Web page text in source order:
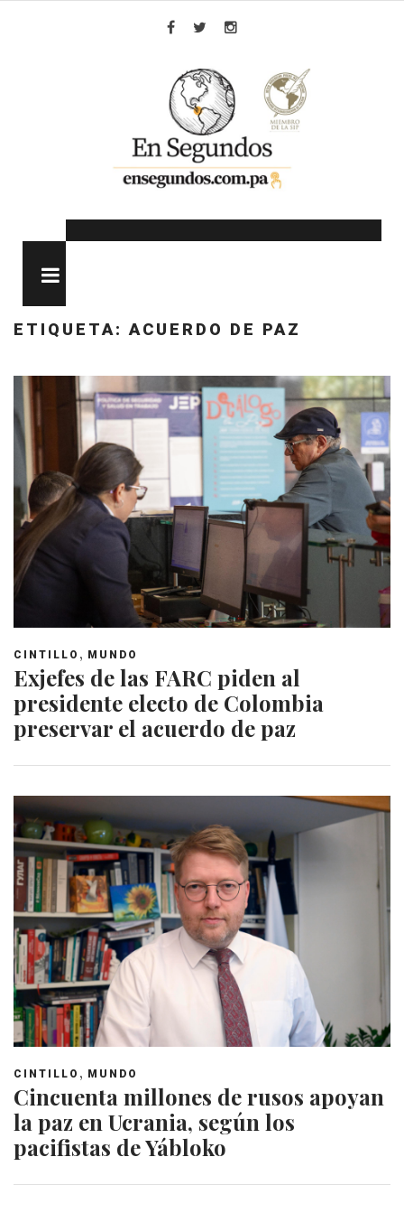
ETIQUETA: ACUERDO DE PAZ
CINTILLO , MUNDO
Exjefes de las FARC piden al
presidente electo de Colombia
preservar el acuerdo de paz
CINTILLO , MUNDO
Cincuenta millones de rusos apoyan
la paz en Ucrania, según los
pacifistas de Yábloko